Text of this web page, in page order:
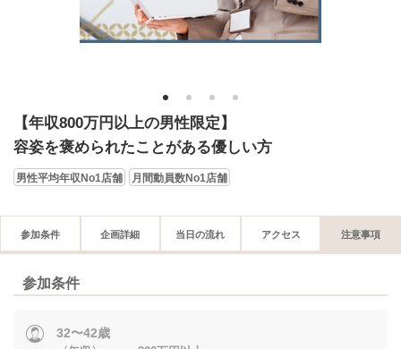
1 2 3 4
【年収800万円以上の男性限定】
容姿を褒められたことがある優しい方
男性平均年収No1店舗 月間動員数No1店舗
参加条件 企画詳細 当日の流れ アクセス 注意事項
参加条件
32〜42歳